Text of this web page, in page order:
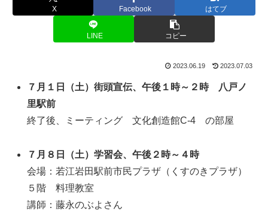
X Facebook はてブ
LINE コピー
2023.06.19 2023.07.03
７月１日（土）街頭宣伝、午後１時～２時 八戸ノ
里駅前
終了後、ミーティング 文化創造館C-4 の部屋
７月８日（土）学習会、午後２時～４時
会場：若江岩田駅前市民プラザ（くすのきプラザ）
５階 料理教室
講師：藤永のぶよさん